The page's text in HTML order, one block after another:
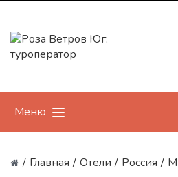
Меню
/ Главная / Отели / Россия /